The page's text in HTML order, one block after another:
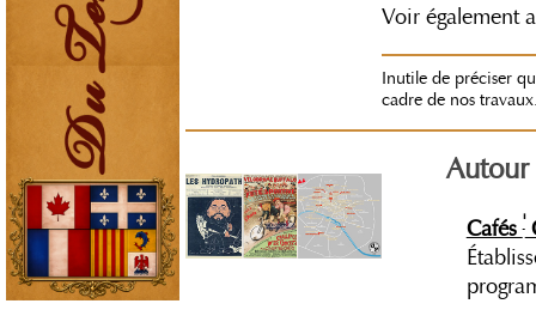
Voir également
Inutile de préciser
cadre de nos
Cafés'